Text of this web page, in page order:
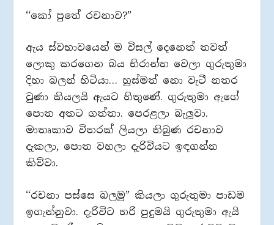
‘‘කෝ පුතේ රචනාව?”
ඇය ස්වභාවයෙන් ම විසල් දෙනෙත් තවත්
ලොකු කරගෙන බය භිරාන්ත වෙලා ගුරුතුමා
දිහා බලන් හිටියා… හුස්මත් නො වැටී නතර
වුණා කියලයි ඇයට හිතුණේ. ගුරුතුමා ඇගේ
පොත අතට ගත්තා. පෙරළලා බැලූවා.
මාතෘකාව විතරක් ලියලා තිබුණ රචනාව
දැකලා, පොත වහලා දැරිවියට ඉඳගන්න
කිව්වා.
‘‘රචනා පස්සෙ බලමු” කියලා ගුරුතුමා පාඩම
ඉගැන්නුවා. දැරිවිට හරි පුදුමයි ගුරුතුමා ඇයි